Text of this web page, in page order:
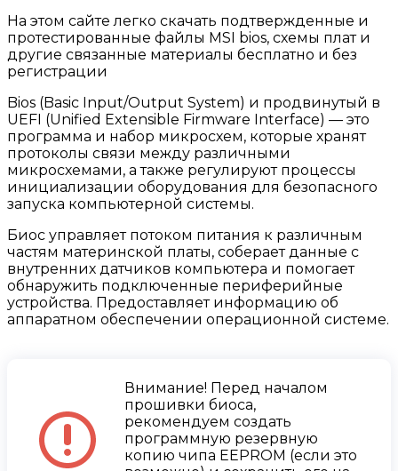
На этом сайте легко скачать подтвержденные и
протестированные файлы MSI bios, схемы плат и
другие связанные материалы бесплатно и без
регистрации
Bios (Basic Input/Output System) и продвинутый в
UEFI (Unified Extensible Firmware Interface) — это
программа и набор микросхем, которые хранят
протоколы связи между различными
микросхемами, а также регулируют процессы
инициализации оборудования для безопасного
запуска компьютерной системы.
Биос управляет потоком питания к различным
частям материнской платы, соберает данные с
внутренних датчиков компьютера и помогает
обнаружить подключенные периферийные
устройства. Предоставляет информацию об
аппаратном обеспечении операционной системе.
Внимание! Перед началом
прошивки биоса,
рекомендуем создать
программную резервную
копию чипа EEPROM (если это